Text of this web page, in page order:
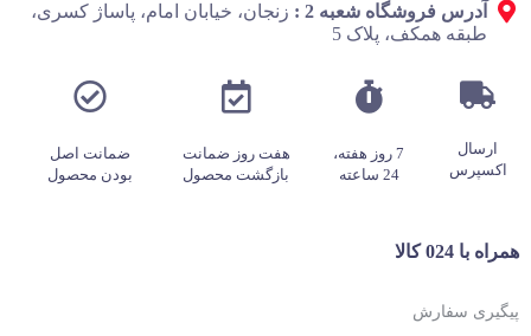
آدرس فروشگاه شعبه 2 :
زنجان، خیابان امام، پاساژ کسری،
طبقه همکف، پلاک 5
ارسال
اکسپرس
7 روز هفته،
24 ساعته
هفت روز ضمانت
بازگشت محصول
ضمانت اصل
بودن محصول
همراه با 024 کالا
پیگیری سفارش